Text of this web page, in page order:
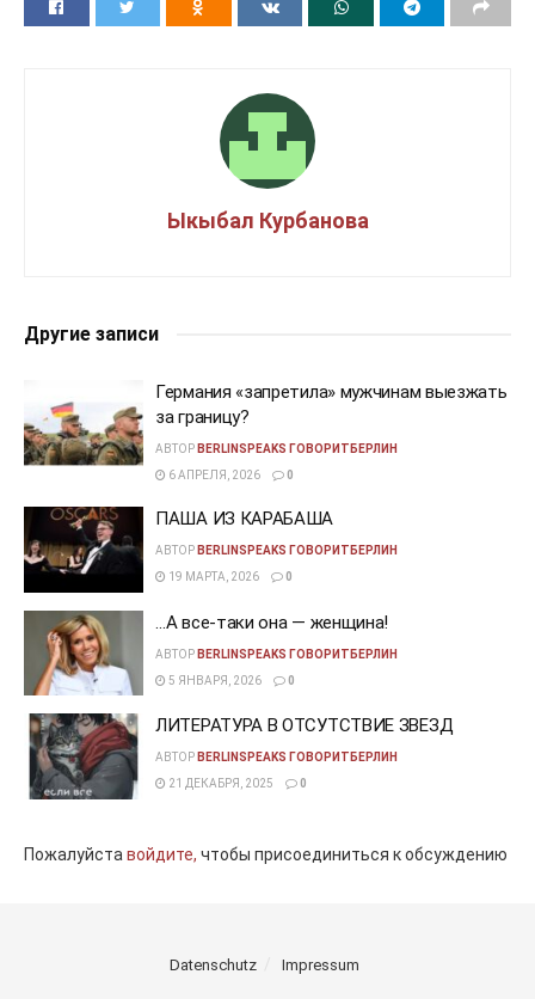
Ыкыбал Курбанова
Другие записи
Германия «запретила» мужчинам выезжать
за границу?
АВТОР BERLINSPEAKS ГОВОРИТБЕРЛИН
6 АПРЕЛЯ, 2026
0
ПАША ИЗ КАРАБАША
АВТОР BERLINSPEAKS ГОВОРИТБЕРЛИН
19 МАРТА, 2026
0
…А все-таки она — женщина!
АВТОР BERLINSPEAKS ГОВОРИТБЕРЛИН
5 ЯНВАРЯ, 2026
0
ЛИТЕРАТУРА В ОТСУТСТВИЕ ЗВЕЗД
АВТОР BERLINSPEAKS ГОВОРИТБЕРЛИН
21 ДЕКАБРЯ, 2025
0
Пожалуйста войдите, чтобы присоединиться к обсуждению
Datenschutz Impressum